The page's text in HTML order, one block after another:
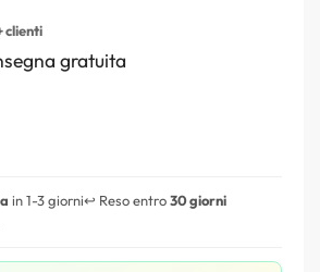
clienti
gratuita
in 1-3 giorni↩️ Reso entro30 giorni